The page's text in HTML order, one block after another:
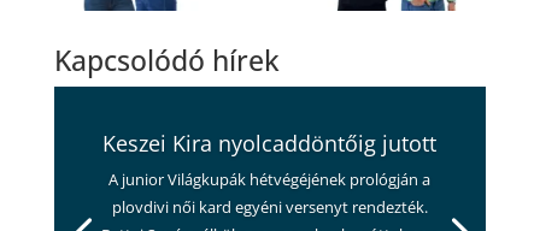
Kapcsolódó hírek
Keszei Kira nyolcaddöntőig jutott
A junior Világkupák hétvégéjének prológján a
plovdivi női kard egyéni versenyt rendezték.